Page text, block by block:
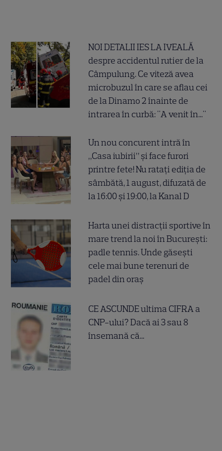
NOI DETALII IES LA IVEALĂ
despre accidentul rutier de la
Câmpulung. Ce viteză avea
microbuzul în care se aflau cei
de la Dinamo 2 înainte de
intrarea în curbă: "A venit în..."
Un nou concurent intră în
„Casa iubirii” și face furori
printre fete! Nu ratați ediția de
sâmbătă, 1 august, difuzată de
la 16:00 și 19:00, la Kanal D
Harta unei distracții sportive în
mare trend la noi în București:
padle tennis. Unde găsești
cele mai bune terenuri de
padel din oraș
CE ASCUNDE ultima CIFRA a
CNP-ului? Dacă ai 3 sau 8
însemană că...